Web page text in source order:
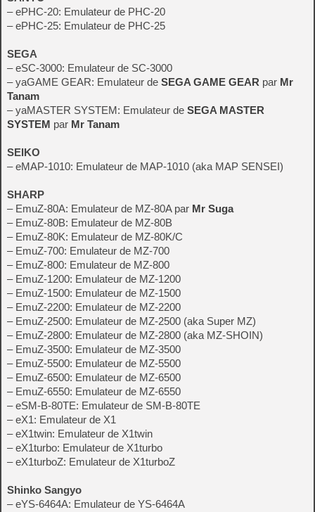
– ePHC-20: Emulateur de PHC-20
– ePHC-25: Emulateur de PHC-25
SEGA
– eSC-3000: Emulateur de SC-3000
– yaGAME GEAR: Emulateur de SEGA GAME GEAR par Mr
Tanam
– yaMASTER SYSTEM: Emulateur de SEGA MASTER
SYSTEM par Mr Tanam
SEIKO
– eMAP-1010: Emulateur de MAP-1010 (aka MAP SENSEI)
SHARP
– EmuZ-80A: Emulateur de MZ-80A par Mr Suga
– EmuZ-80B: Emulateur de MZ-80B
– EmuZ-80K: Emulateur de MZ-80K/C
– EmuZ-700: Emulateur de MZ-700
– EmuZ-800: Emulateur de MZ-800
– EmuZ-1200: Emulateur de MZ-1200
– EmuZ-1500: Emulateur de MZ-1500
– EmuZ-2200: Emulateur de MZ-2200
– EmuZ-2500: Emulateur de MZ-2500 (aka Super MZ)
– EmuZ-2800: Emulateur de MZ-2800 (aka MZ-SHOIN)
– EmuZ-3500: Emulateur de MZ-3500
– EmuZ-5500: Emulateur de MZ-5500
– EmuZ-6500: Emulateur de MZ-6500
– EmuZ-6550: Emulateur de MZ-6550
– eSM-B-80TE: Emulateur de SM-B-80TE
– eX1: Emulateur de X1
– eX1twin: Emulateur de X1twin
– eX1turbo: Emulateur de X1turbo
– eX1turboZ: Emulateur de X1turboZ
Shinko Sangyo
– eYS-6464A: Emulateur de YS-6464A